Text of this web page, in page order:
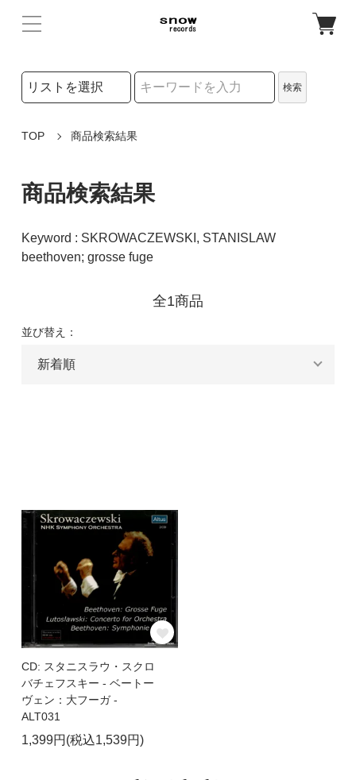
検索リストの選択
検索
TOP 商品検索結果
商品検索結果
Keyword : SKROWACZEWSKI, STANISLAW
beethoven; grosse fuge
全1商品
並び替え：
CD: スタニスラウ・スクロ
バチェフスキー - ベートー
ヴェン：大フーガ -
ALT031
1,399円(税込1,539円)